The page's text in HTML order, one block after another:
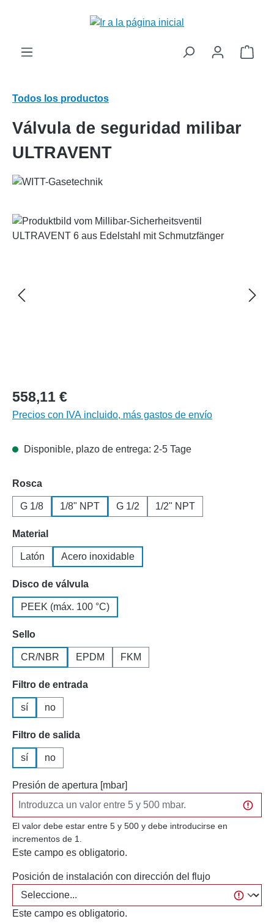
El
Todos los productos
Válvula de seguridad milibar
ULTRAVENT
Omitir galería de imágenes
558,11 €
Precios con IVA incluido, más gastos de envío
Disponible, plazo de entrega: 2-5 Tage
Seleccione
Rosca
G 1/8 1/8" NPT G 1/2 1/2" NPT
Seleccione
Material
Latón Acero inoxidable
Seleccione
Disco de válvula
PEEK (máx. 100 °C)
Seleccione
Sello
CR/NBR EPDM FKM
Seleccione
Filtro de entrada
sí no
Seleccione
Filtro de salida
sí no
Presión de apertura [mbar]
El valor debe estar entre 5 y 500 y debe introducirse en
incrementos de 1.
Este campo es obligatorio.
Posición de instalación con dirección del flujo
Este campo es obligatorio.